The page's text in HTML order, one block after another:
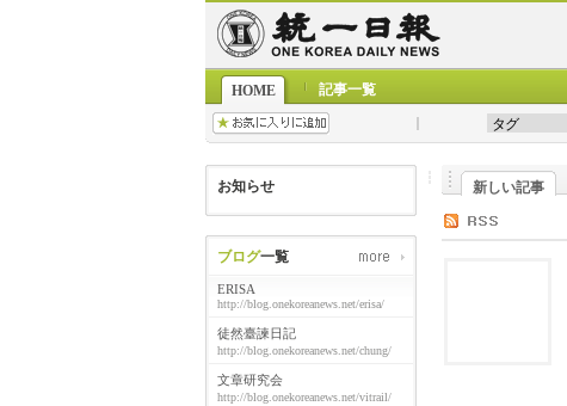
HOME 記事一覧
お知らせ
ブログ一覧
ERISA
http://blog.onekoreanews.net/erisa/
徒然臺諫日記
http://blog.onekoreanews.net/chung/
文章研究会
http://blog.onekoreanews.net/vitrail/
新しい記事